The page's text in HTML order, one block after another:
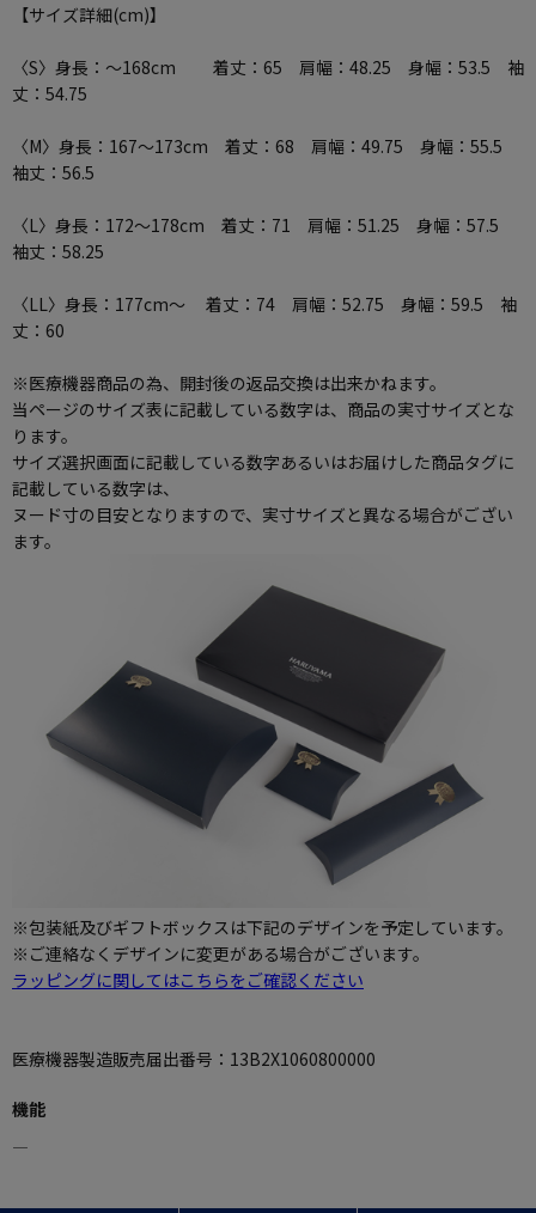
【サイズ詳細(cm)】
〈S〉身長：～168cm 着丈：65 肩幅：48.25 身幅：53.5 袖
丈：54.75
〈M〉身長：167～173cm 着丈：68 肩幅：49.75 身幅：55.5
袖丈：56.5
〈L〉身長：172～178cm 着丈：71 肩幅：51.25 身幅：57.5
袖丈：58.25
〈LL〉身長：177cm～ 着丈：74 肩幅：52.75 身幅：59.5 袖
丈：60
※医療機器商品の為、開封後の返品交換は出来かねます。
当ページのサイズ表に記載している数字は、商品の実寸サイズとな
ります。
サイズ選択画面に記載している数字あるいはお届けした商品タグに
記載している数字は、
ヌード寸の目安となりますので、実寸サイズと異なる場合がござい
ます。
※包装紙及びギフトボックスは下記のデザインを予定しています。
※ご連絡なくデザインに変更がある場合がございます。
ラッピングに関してはこちらをご確認ください
医療機器製造販売届出番号：13B2X1060800000
機能
―